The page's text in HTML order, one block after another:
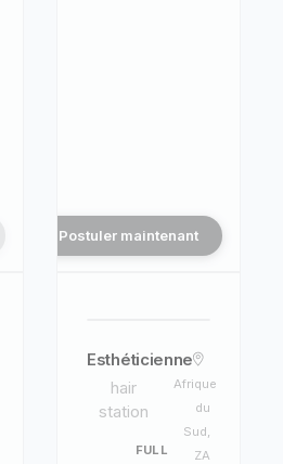
Postuler maintenant
Esthéticienne
hair
station
Afrique
du
Sud,
ZA
FULL